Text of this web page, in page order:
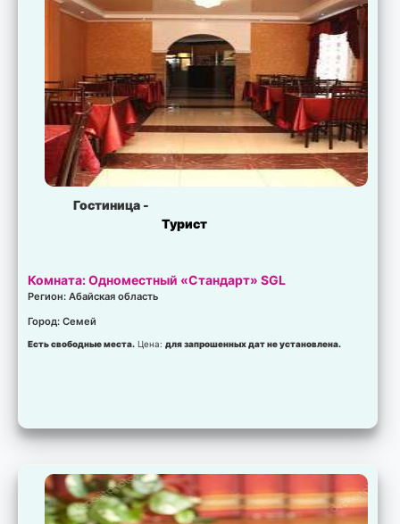
Гостиница -
Турист
Комната: Одноместный «Стандарт» SGL
Регион: Абайская область
Город: Семей
Есть свободные места. Цена:для запрошенных дат не установлена.